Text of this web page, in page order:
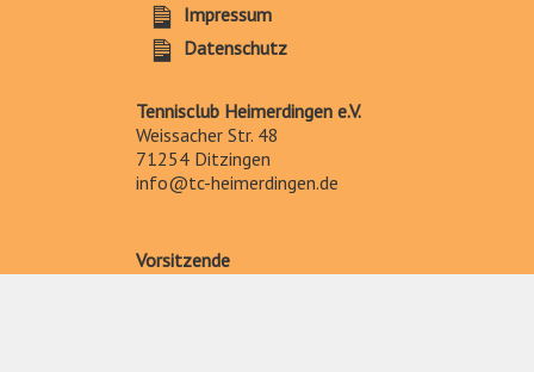
Impressum
Datenschutz
Tennisclub Heimerdingen e.V.
Weissacher Str. 48
71254 Ditzingen
info@tc-heimerdingen.de
Vorsitzende